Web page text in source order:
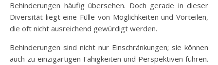
Behinderungen häufig übersehen. Doch gerade in dieser
Diversität liegt eine Fülle von Möglichkeiten und Vorteilen,
die oft nicht ausreichend gewürdigt werden.
Behinderungen sind nicht nur Einschränkungen; sie können
auch zu einzigartigen Fähigkeiten und Perspektiven führen.